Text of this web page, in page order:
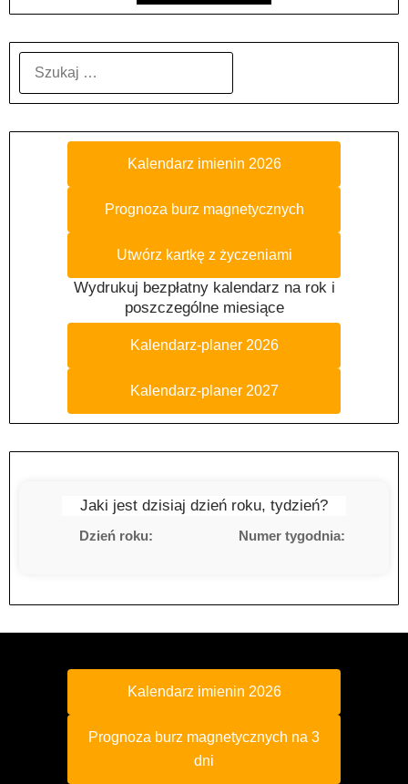
Kalendarz imienin 2026
Prognoza burz magnetycznych
Utwórz kartkę z życzeniami
Wydrukuj bezpłatny kalendarz na rok i
poszczególne miesiące
Kalendarz-planer 2026
Kalendarz-planer 2027
Jaki jest dzisiaj dzień roku, tydzień?
Dzień roku: Numer tygodnia:
Kalendarz imienin 2026
Prognoza burz magnetycznych na 3
dni